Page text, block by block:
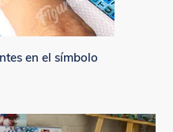
en el símbolo